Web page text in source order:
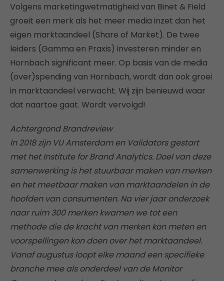
Volgens marketingwetmatigheid van Binet & Field
groeit een merk als het meer media inzet dan het
eigen marktaandeel (Share of Market). De twee
leiders (Gamma en Praxis) investeren minder en
Hornbach significant meer. Op basis van de media
(over)spending van Hornbach, wordt dan ook groei
in marktaandeel verwacht. Wij zijn benieuwd waar
dat naartoe gaat. Wordt vervolgd!
Achtergrond Brandreview
In 2018 zijn VU Amsterdam en Validators gestart
met het Institute for Brand Analytics. Doel van deze
samenwerking is het stuurbaar maken van merken
en het meetbaar maken van marktaandelen in de
hoofden van consumenten. Na vier jaar onderzoek
naar ruim 300 merken kwamen we tot een
methode die de kracht van merken kon meten en
voorspellingen kon doen over het marktaandeel.
Vanaf augustus loopt elke maand een specifieke
branche mee als onderdeel van de Monitor